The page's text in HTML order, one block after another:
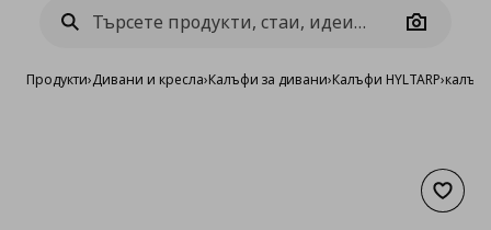
Camera
Продукти›Дивани и кресла›Калъфи за дивани›Калъфи HYLTARP›калъф